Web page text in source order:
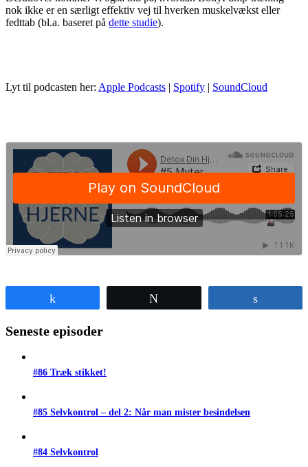
nok ikke er en særligt effektiv vej til hverken muskelvækst eller
fedttab (bl.a. baseret på dette studie).
Lyt til podcasten her: Apple Podcasts | Spotify | SoundCloud
Seneste episoder
#86 Træk stikket!
#85 Selvkontrol – del 2: Når man mister besindelsen
#84 Selvkontrol